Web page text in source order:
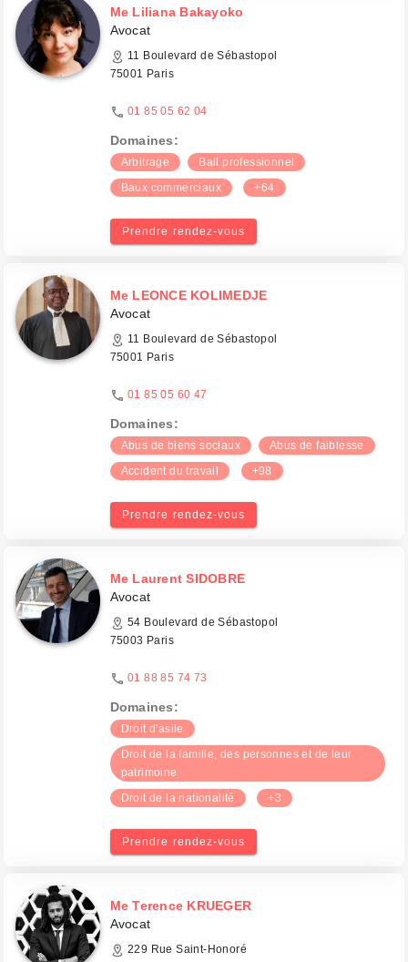
Me Liliana Bakayoko
Avocat
11 Boulevard de Sébastopol
75001 Paris
01 85 05 62 04
Domaines:
Arbitrage
Bail professionnel
Baux commerciaux
+64
Prendre rendez-vous
Me LEONCE KOLIMEDJE
Avocat
11 Boulevard de Sébastopol
75001 Paris
01 85 05 60 47
Domaines:
Abus de biens sociaux
Abus de faiblesse
Accident du travail
+98
Prendre rendez-vous
Me Laurent SIDOBRE
Avocat
54 Boulevard de Sébastopol
75003 Paris
01 88 85 74 73
Domaines:
Droit d'asile
Droit de la famille, des personnes et de leur
patrimoine
Droit de la nationalité
+3
Prendre rendez-vous
Me Terence KRUEGER
Avocat
229 Rue Saint-Honoré